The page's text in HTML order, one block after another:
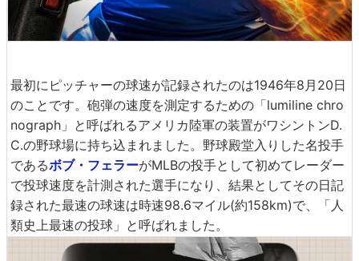
最初にピッチャーの球速が記録されたのは1946年8月20日
のことです。砲弾の速度を測定するための「lumiline chro
nograph」と呼ばれるアメリカ陸軍の装置がワシントンD.
C.の野球場に持ち込まれました。野球殿堂入りした名投手
であるボブ・フェラーがMLBの投手として初めてレーダー
で投球速度を計測された選手になり、結果としてその日記
録された最速の球速は時速98.6マイル(約158km)で、「人
類史上最速の投球」と呼ばれました。